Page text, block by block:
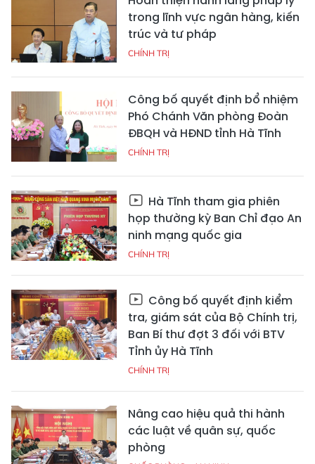
trong lĩnh vực ngân hàng, kiến
trúc và tư pháp
CHÍNH TRỊ
Công bố quyết định bổ nhiệm
Phó Chánh Văn phòng Đoàn
ĐBQH và HĐND tỉnh Hà Tĩnh
CHÍNH TRỊ
Hà Tĩnh tham gia phiên
họp thường kỳ Ban Chỉ đạo An
ninh mạng quốc gia
CHÍNH TRỊ
Công bố quyết định kiểm
tra, giám sát của Bộ Chính trị,
Ban Bí thư đợt 3 đối với BTV
Tỉnh ủy Hà Tĩnh
CHÍNH TRỊ
Nâng cao hiệu quả thi hành
các luật về quân sự, quốc
phòng